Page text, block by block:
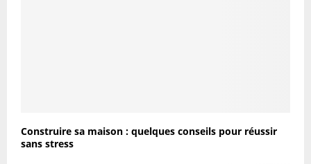
Construire sa maison : quelques conseils pour réussir
sans stress